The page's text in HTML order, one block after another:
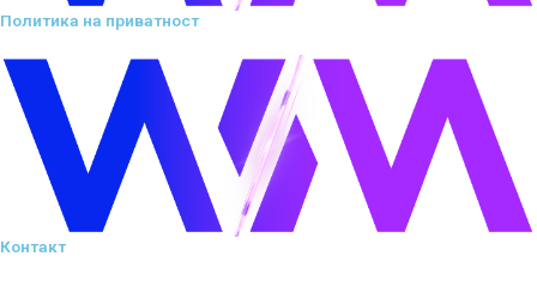
Политика на приватност
Контакт